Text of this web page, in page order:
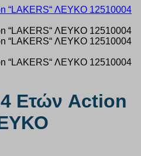
Ετών Action